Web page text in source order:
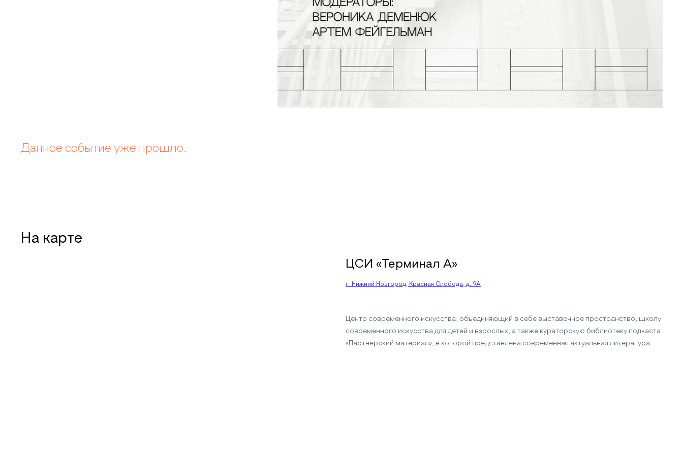
Данное событие уже прошло.
На карте
ЦСИ «Терминал А»
г. Нижний Новгород, Красная Слобода, д. 9А
Центр современного искусства, объединяющий в себе выставочное пространство, школу
современного искусства для детей и взрослых, а также кураторскую библиотеку подкаста
«Партнерский материал», в которой представлена современная актуальная литература.